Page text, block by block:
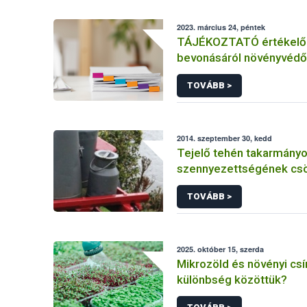
2023. március 24, péntek
TÁJÉKOZTATÓ
bevonásáról
hatóanyag és
engedélyezésére,
engedély
TOVÁBB >
2014. szeptember 30, kedd
Tejelő tehén
szennyezettségének
lehetőségei
TOVÁBB >
2025. október 15, szerda
Mikrozöld és növényi
különbség közöttük?